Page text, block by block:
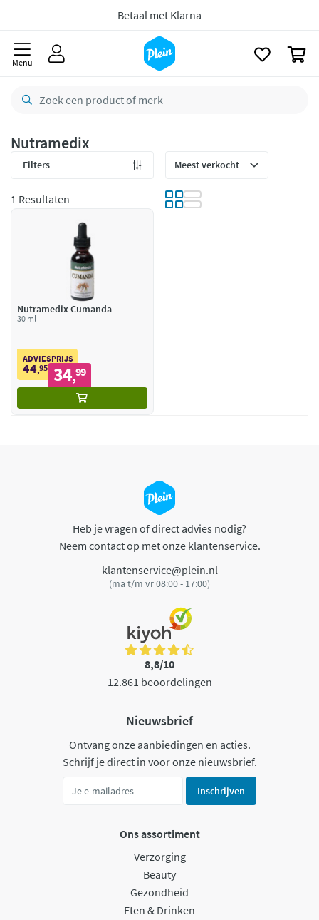
Betaal met Klarna
Menu
Nutramedix
Filters
1 Resultaten
Nutramedix Cumanda
30 ml
ADVIESPRIJS
44,95 34,99
Heb je vragen of direct advies nodig?
Neem contact op met onze klantenservice.
klantenservice@plein.nl
(ma t/m vr 08:00 - 17:00)
8,8/10
12.861 beoordelingen
Nieuwsbrief
Ontvang onze aanbiedingen en acties.
Schrijf je direct in voor onze nieuwsbrief.
Inschrijven
Ons assortiment
Verzorging
Beauty
Gezondheid
Eten & Drinken